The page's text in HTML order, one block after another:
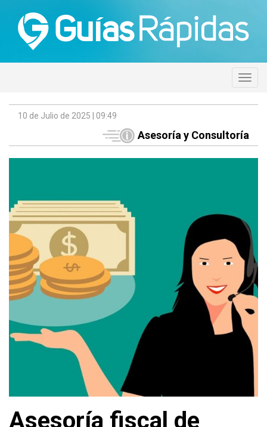
10 de Julio de 2025 | 09:49
Asesoría y Consultoría
Asesoría fiscal de